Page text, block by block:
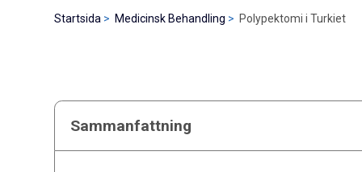
Startsida Medicinsk Behandling Polypektomi i Turkiet
Sammanfattning